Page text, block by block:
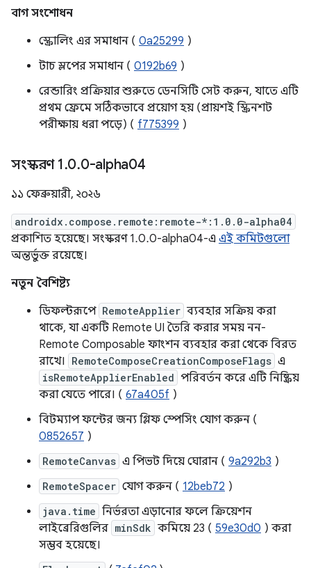
বাগ সংশোধন
স্ক্রোলিং এর সমাধান ( 0a25299 )
টাচ স্লপের সমাধান ( 0192b69 )
রেন্ডারিং প্রক্রিয়ার শুরুতে ডেনসিটি সেট করুন, যাতে এটি
প্রথম ফ্রেমে সঠিকভাবে প্রয়োগ হয় (প্রায়শই স্ক্রিনশট
পরীক্ষায় ধরা পড়ে) ( f775399 )
সংস্করণ 1.0.0-alpha04
১১ ফেব্রুয়ারী, ২০২৬
androidx.compose.remote:remote-*:1.0.0-alpha04
প্রকাশিত হয়েছে। সংস্করণ 1.0.0-alpha04-এ এই কমিটগুলো
অন্তর্ভুক্ত রয়েছে।
নতুন বৈশিষ্ট্য
ডিফল্টরূপে RemoteApplier ব্যবহার সক্রিয় করা
থাকে, যা একটি Remote UI তৈরি করার সময় নন-
Remote Composable ফাংশন ব্যবহার করা থেকে বিরত
রাখে।
RemoteComposeCreationComposeFlags এ
isRemoteApplierEnabled পরিবর্তন করে এটি নিষ্ক্রিয়
করা যেতে পারে। ( 67a405f )
বিটম্যাপ ফন্টের জন্য গ্লিফ স্পেসিং যোগ করুন (
0852657 )
RemoteCanvas এ পিভট দিয়ে ঘোরান ( 9a292b3 )
RemoteSpacer যোগ করুন ( 12beb72 )
java.time নির্ভরতা এড়ানোর ফলে ক্রিয়েশন
লাইব্রেরিগুলির minSdk কমিয়ে 23 ( 59e30d0 ) করা
সম্ভব হয়েছে।